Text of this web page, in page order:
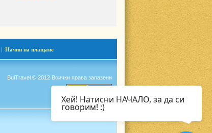
| Начин на плащане
BulTravel © 2012 Всички права запазени
Хей! Натисни НАЧАЛО, за да си
говорим! :)